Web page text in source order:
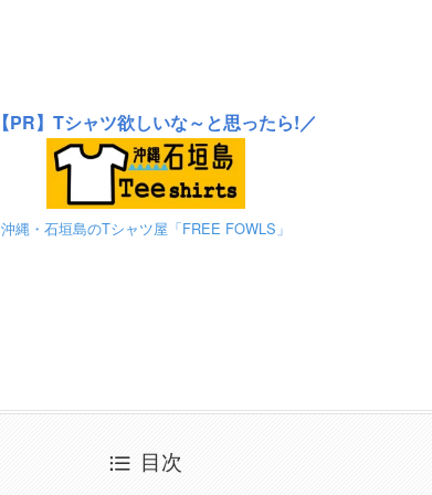
【PR】 Tシャツ欲しいな～と思ったら!／
沖縄・石垣島のTシャツ屋「FREE FOWLS」
目次